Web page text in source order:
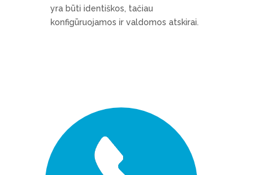
yra būti identiškos, tačiau
konfigūruojamos ir valdomos atskirai.